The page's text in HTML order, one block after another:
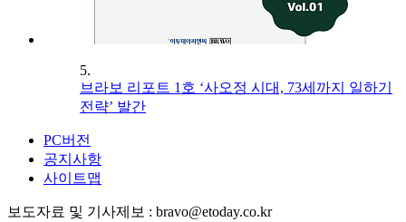
5.
브라보 리포트 1호 ‘사오정 시대, 73세까지 일하기
전략’ 발간
PC버전
공지사항
사이트맵
보도자료 및 기사제보 : bravo@etoday.co.kr